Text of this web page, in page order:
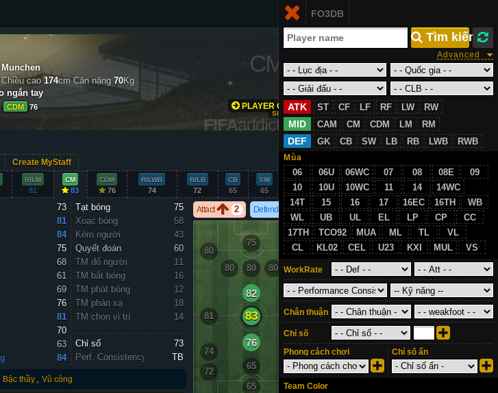
VN
FO3DB
Tìm kiếm
Advanced
ATK ST CF LF RF LW RW
MID CAM CM CDM LM RM
DEF GK CB SW LB RB LWB RWB
Mùa
06 06U 06WC 07 08 08E
09
10
10U 10WC 11 14
14WC
14T
15 16 17 16EC 16TH
WB
WL
UB UL EL LP CP
CC
17TH
TCO92 MUA ML TL
VL
CL
KL02 CEL U23 KXI MUL VS
WorkRate
Chân thuận
Chỉ số
Phong cách chơi
Chỉ số ẩn
Team Color
Chiều cao 174cmCân nặng 70Kg
ngắn tay
CDM 76 PLAYER GROWTH
SIMULATION
FIFAaddict.com
CM/83
VS
Create MyStaff
R/LM
81
CM
83
CDM
76
R/LWB
74
R/LB
72
CB
65
SW
65
GK
21
73
81
84
75
68
61
69
76
81
70
63
84
Tạt bóng
75
Xoạc bóng
58
Kèm người
43
Quyết đoán
60
TM đổ người
11
TM bắt bóng
16
TM phát bóng
12
TM phản xạ
18
TM chọn vị trí
14
Chỉ số
73
Perf. Consistency
TB
Bậc thầy Vũ công
Attact 2 Defend 2
75
80
80
80
80
80
82
81 81
83
76
74
74
72
65
72
65